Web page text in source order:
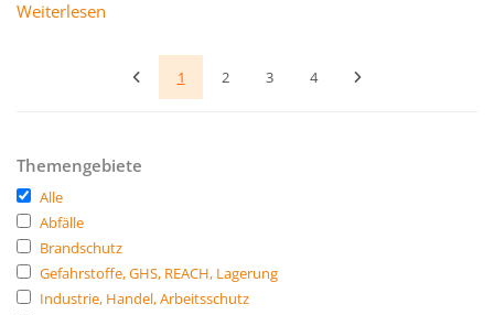
Weiterlesen
1 2 3 4
Themengebiete
Alle
Abfälle
Brandschutz
Gefahrstoffe, GHS, REACH, Lagerung
Industrie, Handel, Arbeitsschutz